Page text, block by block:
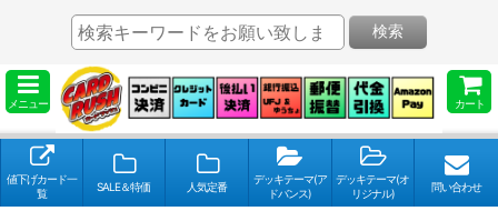
メニュー カート
検索
値下げカード一
覧
SALE＆特価 人気定番
デッキテーマ(ア
ドバンス)
デッキテーマ(オ
リジナル)
問い合わせ